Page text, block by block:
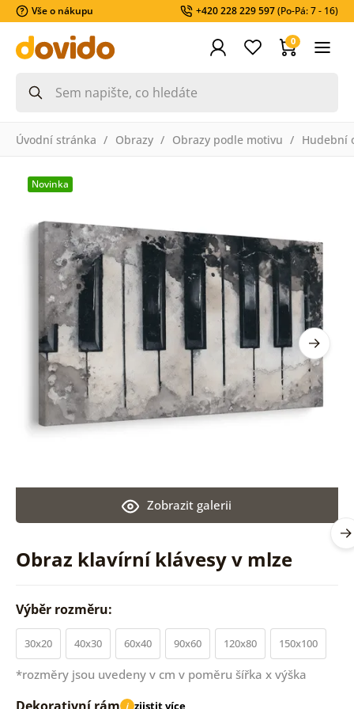
Vše o nákupu +420 228 229 597(Po-Pá: 7 - 16)
0
Úvodní stránka Obrazy Obrazy podle motivu Hudební
Obraz klavírní klávesy v mlze
Zobrazit galerii
Novinka
Výběr rozměru:
30x20 40x30 60x40 90x60 120x80 150x100
*rozměry jsou uvedeny v cm v poměru šířka x výška
i